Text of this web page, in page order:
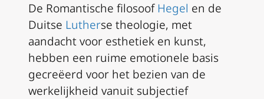
De Romantische filosoofHegel en de
Duitse Lutherse theologie, met
aandacht voor esthetiek en kunst,
hebben een ruime emotionele basis
gecreëerd voor het bezien van de
werkelijkheid vanuit subjectief